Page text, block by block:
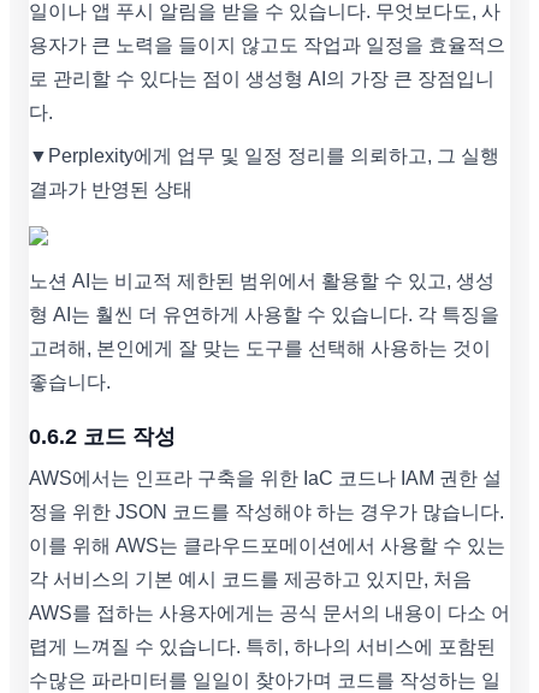
일이나 앱 푸시 알림을 받을 수 있습니다. 무엇보다도, 사
용자가 큰 노력을 들이지 않고도 작업과 일정을 효율적으
로 관리할 수 있다는 점이 생성형 AI의 가장 큰 장점입니
다.
▼Perplexity에게 업무 및 일정 정리를 의뢰하고, 그 실행
결과가 반영된 상태
노션 AI는 비교적 제한된 범위에서 활용할 수 있고, 생성
형 AI는 훨씬 더 유연하게 사용할 수 있습니다. 각 특징을
고려해, 본인에게 잘 맞는 도구를 선택해 사용하는 것이
좋습니다.
0.6.2 코드 작성
AWS에서는 인프라 구축을 위한 IaC 코드나 IAM 권한 설
정을 위한 JSON 코드를 작성해야 하는 경우가 많습니다.
이를 위해 AWS는 클라우드포메이션에서 사용할 수 있는
각 서비스의 기본 예시 코드를 제공하고 있지만, 처음
AWS를 접하는 사용자에게는 공식 문서의 내용이 다소 어
렵게 느껴질 수 있습니다. 특히, 하나의 서비스에 포함된
수많은 파라미터를 일일이 찾아가며 코드를 작성하는 일